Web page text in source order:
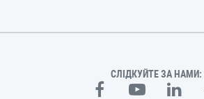
СЛІДКУЙТЕ ЗА НАМИ: